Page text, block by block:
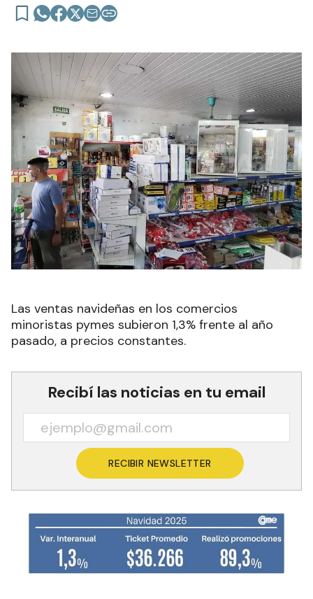
Las ventas navideñas en los comercios
minoristas pymes subieron 1,3% frente al año
pasado, a precios constantes.
Recibí las noticias en tu email
RECIBIR NEWSLETTER